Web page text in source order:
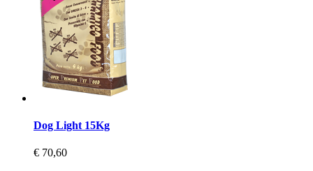
Dog Light 15Kg
€ 70,60